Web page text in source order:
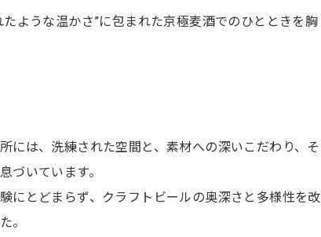
ような温かさ”に包まれた京極麦酒でのひとときを胸
には、洗練された空間と、素材への深いこだわり、そ
づいています。
にとどまらず、クラフトビールの奥深さと多様性を改
。